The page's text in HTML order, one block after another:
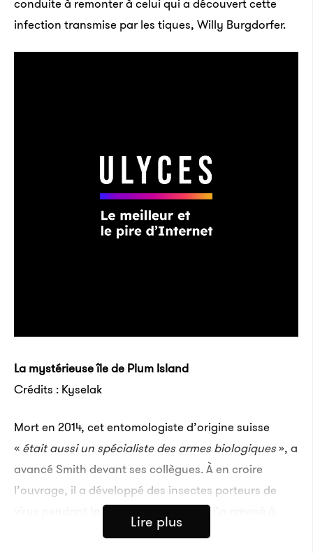
conduite à remonter à celui qui a découvert cette
infection transmise par les tiques, Willy Burgdorfer.
La mystérieuse île de Plum Island
Crédits : Kyselak
Mort en 2014, cet entomologiste d’origine suisse
« était aussi un spécialiste des armes biologiques», a
avancé Smith devant ses collègues. À en croire
l’ouvrage, il a développé des insectes porteurs de
virus pendant la guerre froide, ce qui l’a amené à
croire que la maladie de Lyme était la conséquence
Lire plus